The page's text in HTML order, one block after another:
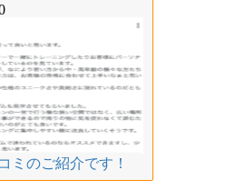
ミのご紹介です！